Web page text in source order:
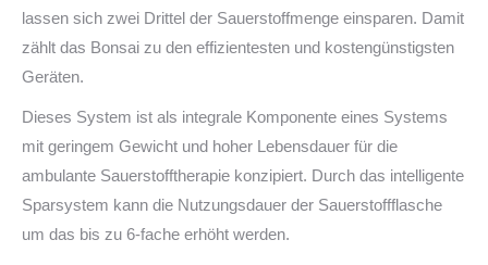
lassen sich zwei Drittel der Sauerstoffmenge einsparen. Damit
zählt das Bonsai zu den effizientesten und kostengünstigsten
Geräten.
Dieses System ist als integrale Komponente eines Systems
mit geringem Gewicht und hoher Lebensdauer für die
ambulante Sauerstofftherapie konzipiert. Durch das intelligente
Sparsystem kann die Nutzungsdauer der Sauerstoffflasche
um das bis zu 6-fache erhöht werden.